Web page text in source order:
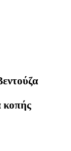
κοπής